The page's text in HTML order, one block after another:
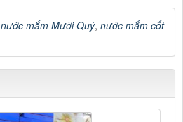
nước mắm Mười Quý, nước mắm cốt